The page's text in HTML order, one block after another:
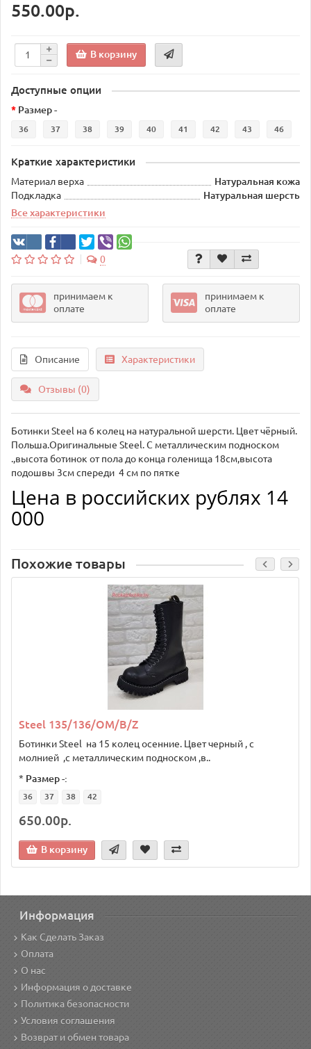
550.00р.
В корзину
Доступные опции
Размер -
36 37 38 39 40 41 42 43 46
Краткие характеристики
Материал верха
Натуральная кожа
Подкладка
Натуральная шерсть
Все характеристики
0
принимаем к
оплате
принимаем к
оплате
Описание Характеристики
Отзывы (0)
Ботинки Steel на 6 колец на натуральной шерсти. Цвет чёрный.
Польша.Оригинальные Steel. С металлическим подноском
.,высота ботинок от пола до конца голенища 18см,высота
подошвы 3см спереди 4 см по пятке
Цена в российских рублях 14
000
Похожие товары
Steel 135/136/OM/B/Z
Ботинки Steel на 15 колец осенние. Цвет черный , с
молнией ,с металлическим подноском ,в..
* Размер -:
36 37 38 42
650.00р.
В корзину
Информация
Как Сделать Заказ
Оплата
О нас
Информация о доставке
Политика безопасности
Условия соглашения
Возврат и обмен товара